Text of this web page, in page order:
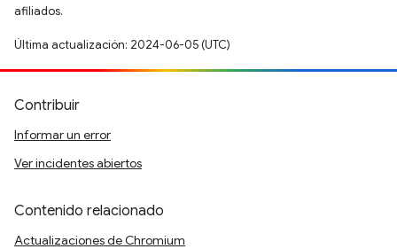
afiliados.
Última actualización: 2024-06-05 (UTC)
Contribuir
Informar un error
Ver incidentes abiertos
Contenido relacionado
Actualizaciones de Chromium